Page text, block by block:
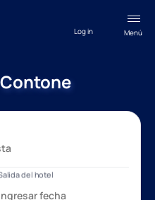
Menú
Log in